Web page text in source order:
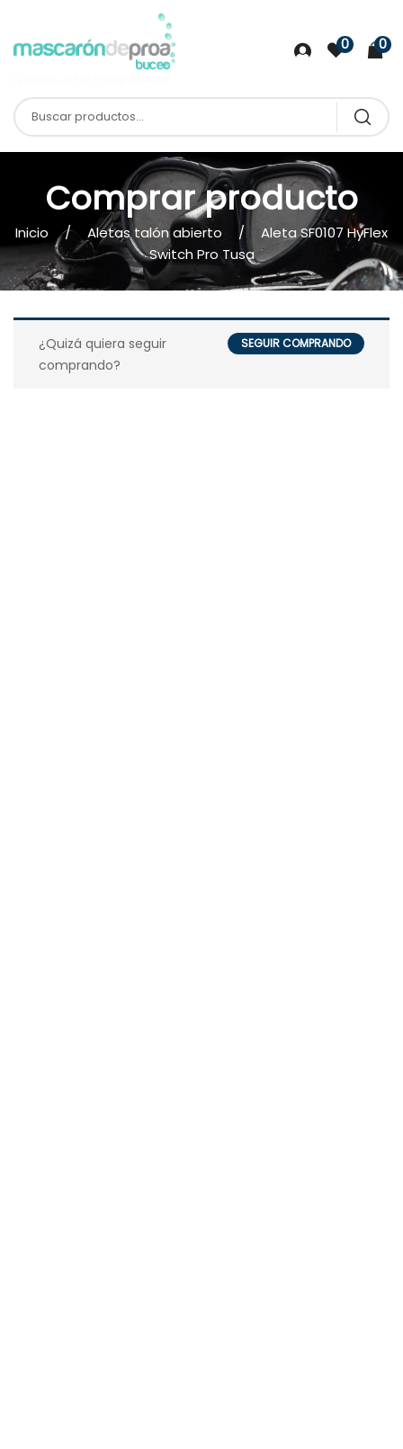
0 0
Comprar producto
Inicio Aletas talón abierto
Aleta SF0107 HyFlex
Switch Pro Tusa
SEGUIR COMPRANDO
¿Quizá quiera seguir
comprando?